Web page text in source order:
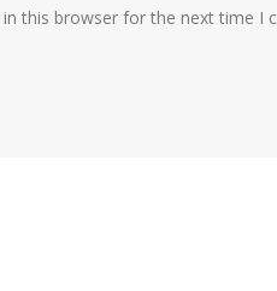
this browser for the next time I